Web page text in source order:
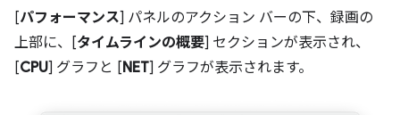
[パフォーマンス] パネルのアクション バーの下、録画の
上部に、[タイムラインの概要] セクションが表示され、
[CPU] グラフと [NET] グラフが表示されます。